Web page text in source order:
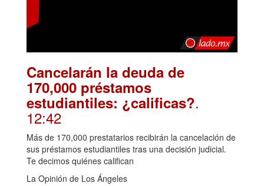
Cancelarán la deuda de
170,000 préstamos
estudiantiles: ¿calificas?.
12:42
Más de 170,000 prestatarios recibirán la cancelación de
sus préstamos estudiantiles tras una decisión judicial.
Te decimos quiénes califican
La Opinión de Los Ángeles